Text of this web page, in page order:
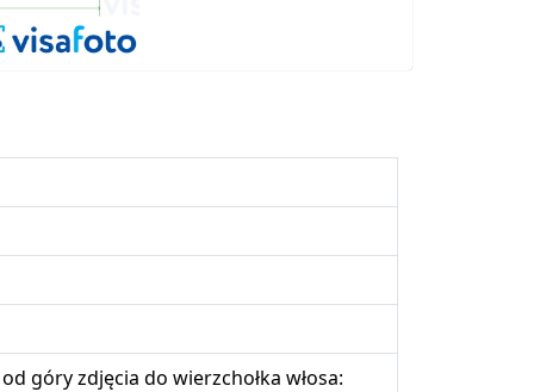
góry zdjęcia do wierzchołka włosa: